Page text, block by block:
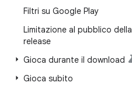
Filtri su Google Play
Limitazione al pubblico della
release
Gioca durante il download
Gioca subito